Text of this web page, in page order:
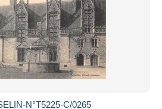
N°T5225-C/0265